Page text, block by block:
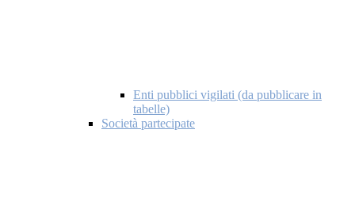
Enti pubblici vigilati (da pubblicare in
tabelle)
Società partecipate